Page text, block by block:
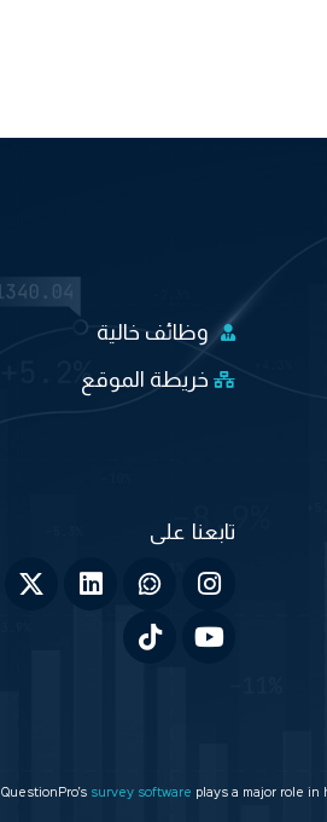
وظائف خالية
خريطة الموقع
QuestionPro’s survey software plays a major role